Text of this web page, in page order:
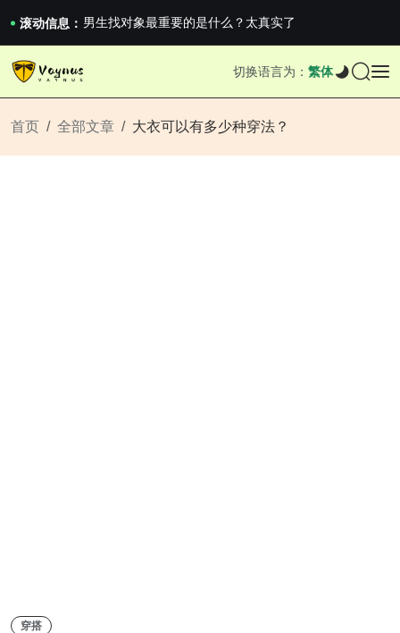
滚动信息： 男生找对象最重要的是什么？太真实了
2026澳网男单收官：全满贯对上全满亚，德约...
《巅峰守卫 Highguard》正式上线，官...
《巅峰守卫 Highguard》正式上线，官...
切换语言为： 繁体
首页 全部文章 大衣可以有多少种穿法？
穿搭